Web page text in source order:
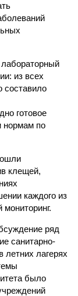
из всех
составило
готовое
нормам по
клещей,
каждого из
ряд
санитарно-
летних лагерях
было